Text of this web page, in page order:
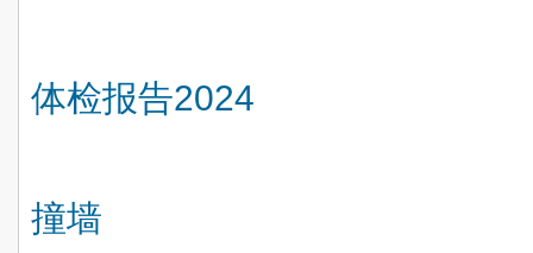
体检报告2024
撞墙